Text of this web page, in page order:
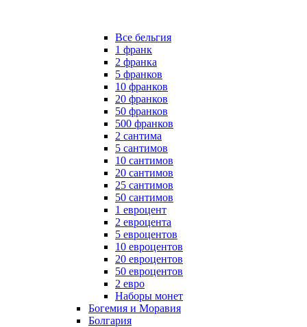
Все бельгия
1 франк
2 франка
5 франков
10 франков
20 франков
50 франков
500 франков
2 сантима
5 сантимов
10 сантимов
20 сантимов
25 сантимов
50 сантимов
1 евроцент
2 евроцента
5 евроцентов
10 евроцентов
20 евроцентов
50 евроцентов
2 евро
Наборы монет
Богемия и Моравия
Болгария